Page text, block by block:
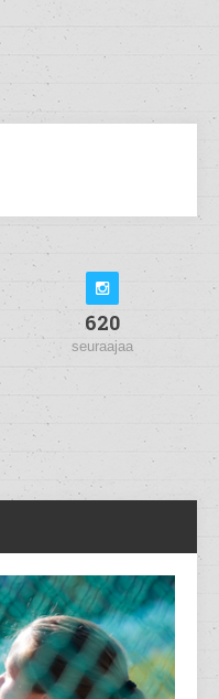
620
seuraajaa